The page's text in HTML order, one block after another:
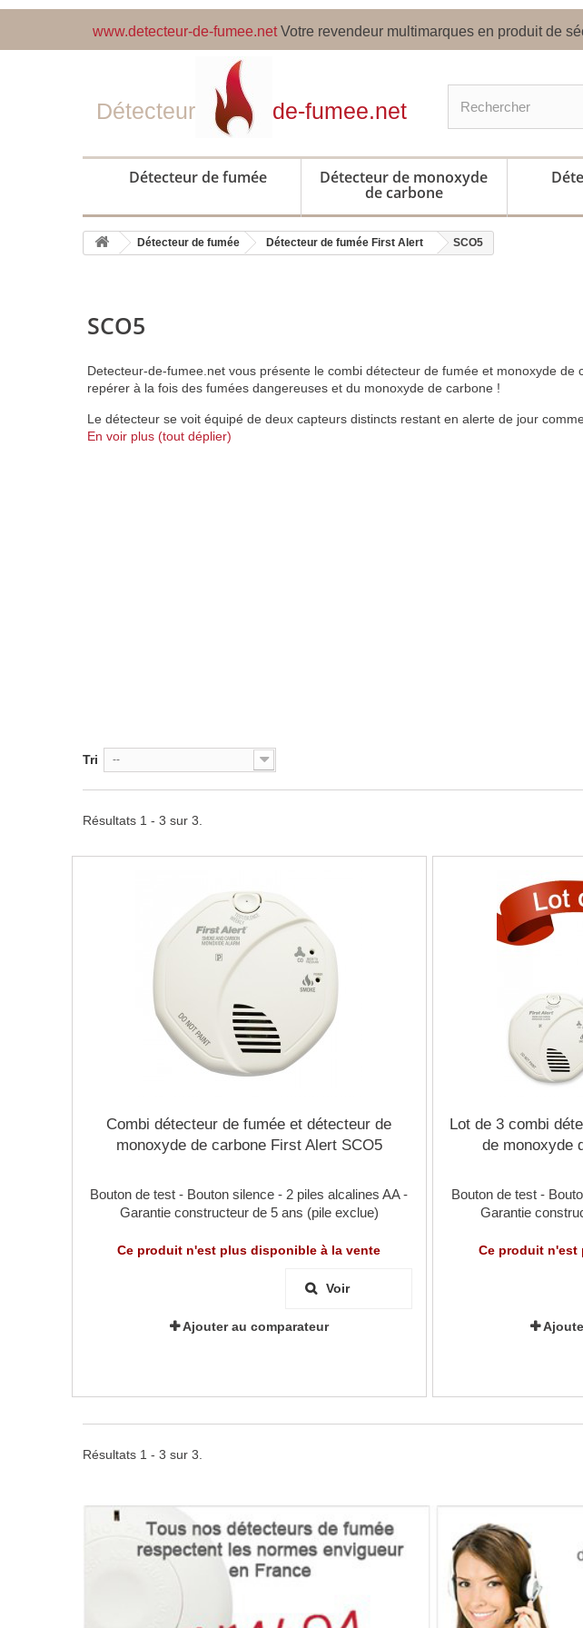
www.detecteur-de-fumee.netVotre revendeur multimarques en produit de
Détecteur de-fumee.net
Détecteur de fumée Détecteur de monoxyde
de carbone
Détecteur de fumée Détecteur de fumée First Alert SCO5
SCO5
Detecteur-de-fumee.net vous présente le combi détecteur de fumée et monoxyde
repérer à la fois des fumées dangereuses et du monoxyde de carbone !
Le détecteur se voit équipé de deux capteurs distincts restant en alerte de jour
En voir plus (tout déplier)
Tri --
Résultats 1 - 3 sur 3.
Combi détecteur de fumée et détecteur de
monoxyde de carbone First Alert SCO5
Bouton de test - Bouton silence - 2 piles alcalines AA -
Garantie constructeur de 5 ans (pile exclue)
Ce produit n'est plus disponible à la vente
Voir
Ajouter au comparateur
Lot de 3 combi
de monoxyde
Bouton de test -
Garantie
Ce produit n'est
Résultats 1 - 3 sur 3.